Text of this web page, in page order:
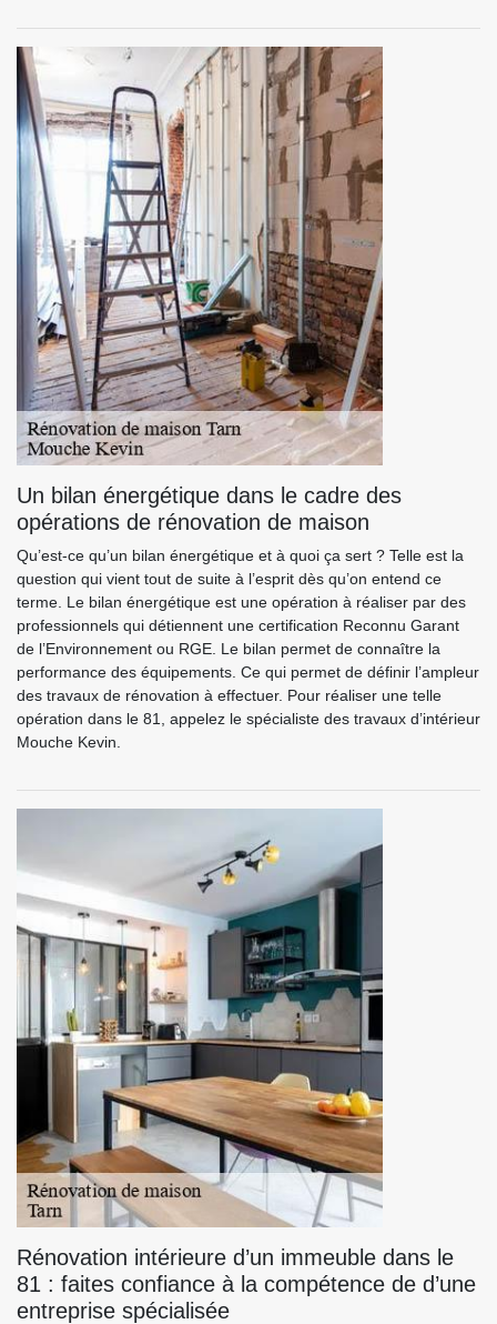
Un bilan énergétique dans le cadre des
opérations de rénovation de maison
Qu’est-ce qu’un bilan énergétique et à quoi ça sert ? Telle est la
question qui vient tout de suite à l’esprit dès qu’on entend ce
terme. Le bilan énergétique est une opération à réaliser par des
professionnels qui détiennent une certification Reconnu Garant
de l’Environnement ou RGE. Le bilan permet de connaître la
performance des équipements. Ce qui permet de définir l’ampleur
des travaux de rénovation à effectuer. Pour réaliser une telle
opération dans le 81, appelez le spécialiste des travaux d’intérieur
Mouche Kevin.
Rénovation intérieure d’un immeuble dans le
81 : faites confiance à la compétence de d’une
entreprise spécialisée